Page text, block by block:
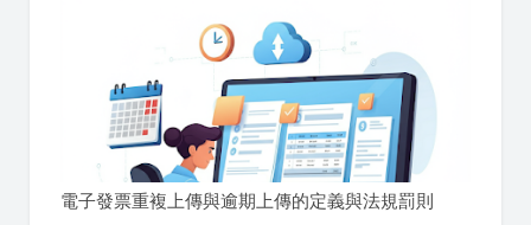
電子發票重複上傳與逾期上傳的定義與法規罰則